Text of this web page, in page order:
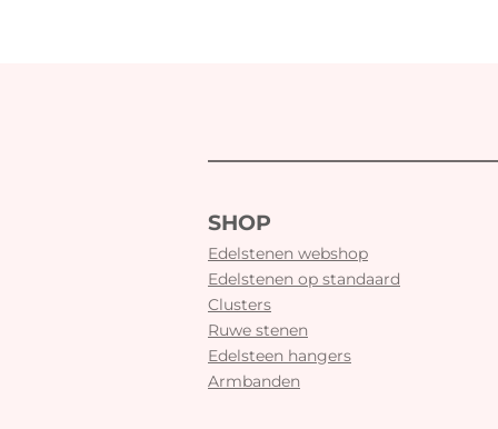
SHOP
Edelstenen webshop
Edelstenen op standaard
Clusters
Ruwe stenen
Edelsteen hangers
Armbanden